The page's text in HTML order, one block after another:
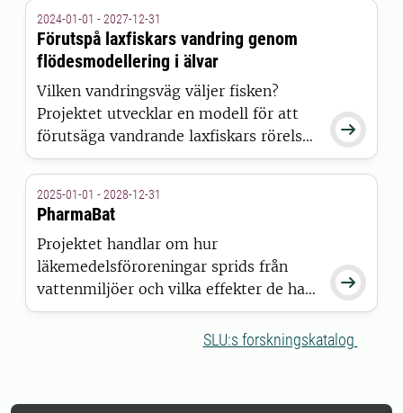

2024-01-01 - 2027-12-31
Förutspå laxfiskars vandring genom
flödesmodellering i älvar
Vilken vandringsväg väljer fisken?
Projektet utvecklar en modell för att
förutsäga vandrande laxfiskars rörelser
och beteende. Modellen bygger på
högupplöst telemetridata från fiskar
som släppts ut i närheten av
vattenkraftverk.

2025-01-01 - 2028-12-31
PharmaBat
Projektet handlar om hur
läkemedelsföroreningar sprids från
vattenmiljöer och vilka effekter de har
på fladdermöss, deras hälsa och
fladdermössens roll i spridning avSLU:s forskningskatalog